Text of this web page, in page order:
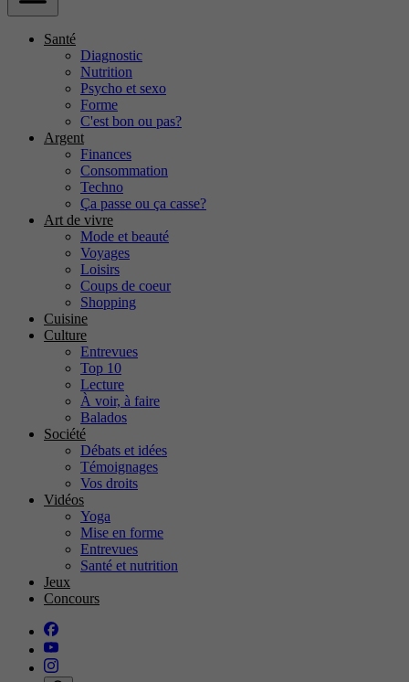
Santé
Diagnostic
Nutrition
Psycho et sexo
Forme
C'est bon ou pas?
Argent
Finances
Consommation
Techno
Ça passe ou ça casse?
Art de vivre
Mode et beauté
Voyages
Loisirs
Coups de coeur
Shopping
Cuisine
Culture
Entrevues
Top 10
Lecture
À voir, à faire
Balados
Société
Débats et idées
Témoignages
Vos droits
Vidéos
Yoga
Mise en forme
Entrevues
Santé et nutrition
Jeux
Concours